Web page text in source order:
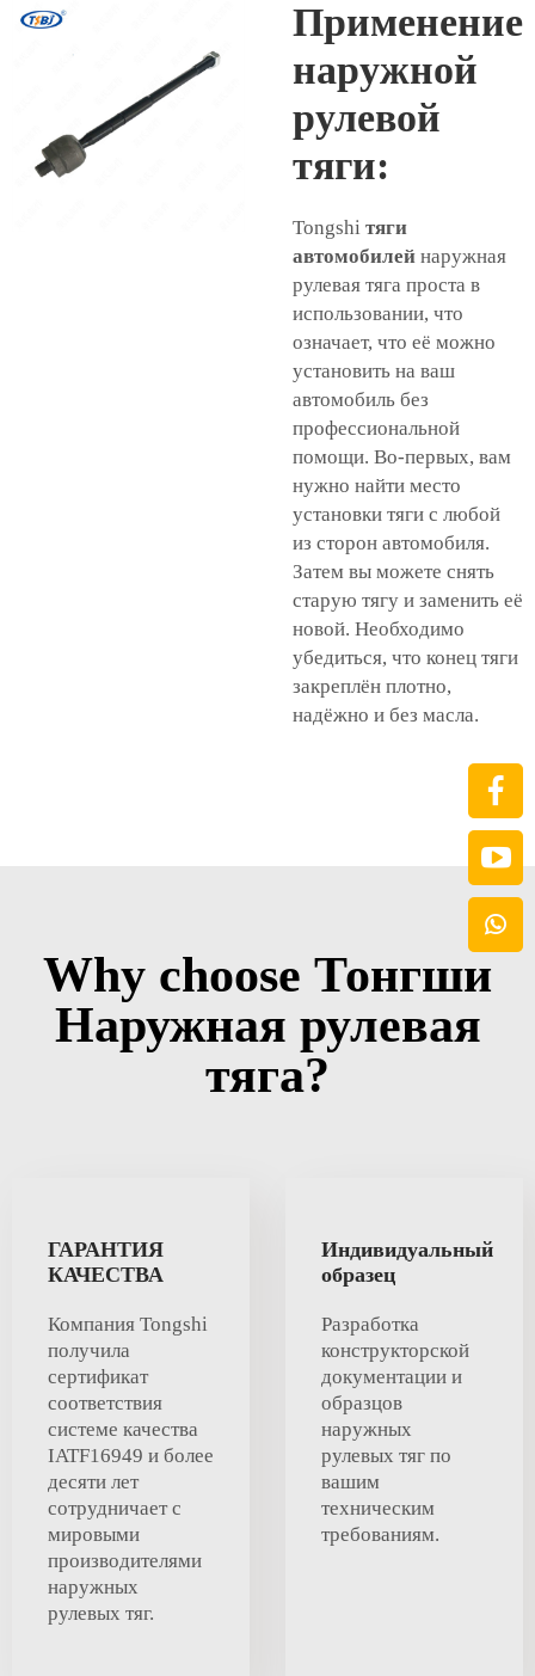
Применение
наружной
рулевой
тяги:
Tongshi тяги
автомобилей наружная
рулевая тяга проста в
использовании, что
означает, что её можно
установить на ваш
автомобиль без
профессиональной
помощи. Во-первых, вам
нужно найти место
установки тяги с любой
из сторон автомобиля.
Затем вы можете снять
старую тягу и заменить её
новой. Необходимо
убедиться, что конец тяги
закреплён плотно,
надёжно и без масла.
Why choose Тонгши
Наружная рулевая
тяга?
ГАРАНТИЯ
КАЧЕСТВА
Компания Tongshi
получила
сертификат
соответствия
системе качества
IATF16949 и более
десяти лет
сотрудничает с
мировыми
производителями
наружных
рулевых тяг.
Индивидуальный
образец
Разработка
конструкторской
документации и
образцов
наружных
рулевых тяг по
вашим
техническим
требованиям.